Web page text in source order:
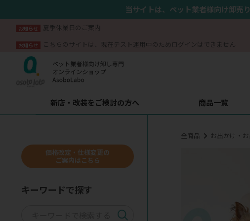
当サイトは、ペット業者様向け卸売
お知らせ 夏季休業日のご案内
お知らせ こちらのサイトは、現在テスト運用中のためログインはできません
新店・改装をご検討の方へ 商品一覧
全商品 お出かけ・
価格改定・仕様変更の
ご案内はこちら
キーワードで探す